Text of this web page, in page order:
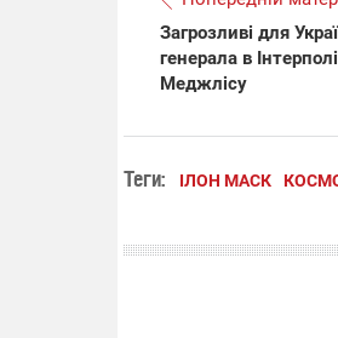
Загрозливі для
генерала в
Меджлісу
Теги: ІЛОН МАСК